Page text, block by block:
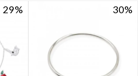
29
29 30
30